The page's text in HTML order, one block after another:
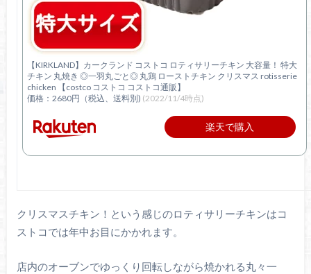
【KIRKLAND】カークランド コストコ ロティサリーチキン 大容量！ 特大
チキン 丸焼き ◎一羽丸ごと◎ 丸鶏 ローストチキン クリスマス rotisserie
chicken 【costco コストコ コストコ通販】
価格：2680円（税込、送料別) (2022/11/4時点)
楽天で購入
クリスマスチキン！という感じのロティサリーチキンはコ
ストコでは年中お目にかかれます。
店内のオーブンでゆっくり回転しながら焼かれる丸々一